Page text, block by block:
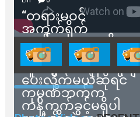
“တရားမဝင်
အကွက်ရိုက်
ရောင်းချမှုတွေကို
သက်ဆိုင်ရာတာဝန်ရှိ
သူတွေက ဂရန်တွေချ
ပေးလိုက်မယ်ဆိုရင်
ကုမ္ပဏီဘက်က
ကန့်ကွက်ခွင့်မရှိပါ